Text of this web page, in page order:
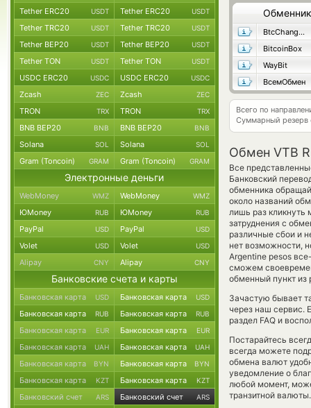
Обменник
BtcChange24
BitcoinBox
WayBit
ВсемОбмен
Всего по
Суммарный резерв
Обмен VTB
Все
Банковский
обменника
около названий
лишь раз кликнуть
затруднения с
различные сбои и
нет возможности,
Argentine pesos
сможем
обменный пункт из
Зачастую бывает
через наш сервис.
раздел FAQ и
Постарайтесь
всегда можете
обмена валют
уведомление о
любой момент,
транзитной валюты.
Tether ERC20 USDT Tether ERC20 USDT
Tether TRC20 USDT Tether TRC20 USDT
Tether BEP20 USDT Tether BEP20 USDT
Tether TON USDT Tether TON USDT
USDC ERC20 USDC USDC ERC20 USDC
Zcash ZEC Zcash ZEC
TRON TRX TRON TRX
BNB BEP20 BNB BNB BEP20 BNB
Solana SOL Solana SOL
Gram (Toncoin) GRAM Gram (Toncoin) GRAM
Электронные деньги
WebMoney WMZ WebMoney WMZ
ЮMoney RUB ЮMoney RUB
PayPal USD PayPal USD
Volet USD Volet USD
Alipay CNY Alipay CNY
Банковские счета и карты
Банковская карта USD Банковская карта USD
Банковская карта RUB Банковская карта RUB
Банковская карта EUR Банковская карта EUR
Банковская карта UAH Банковская карта UAH
Банковская карта BYN Банковская карта BYN
Банковская карта KZT Банковская карта KZT
Банковский счет ARS Банковский счет ARS